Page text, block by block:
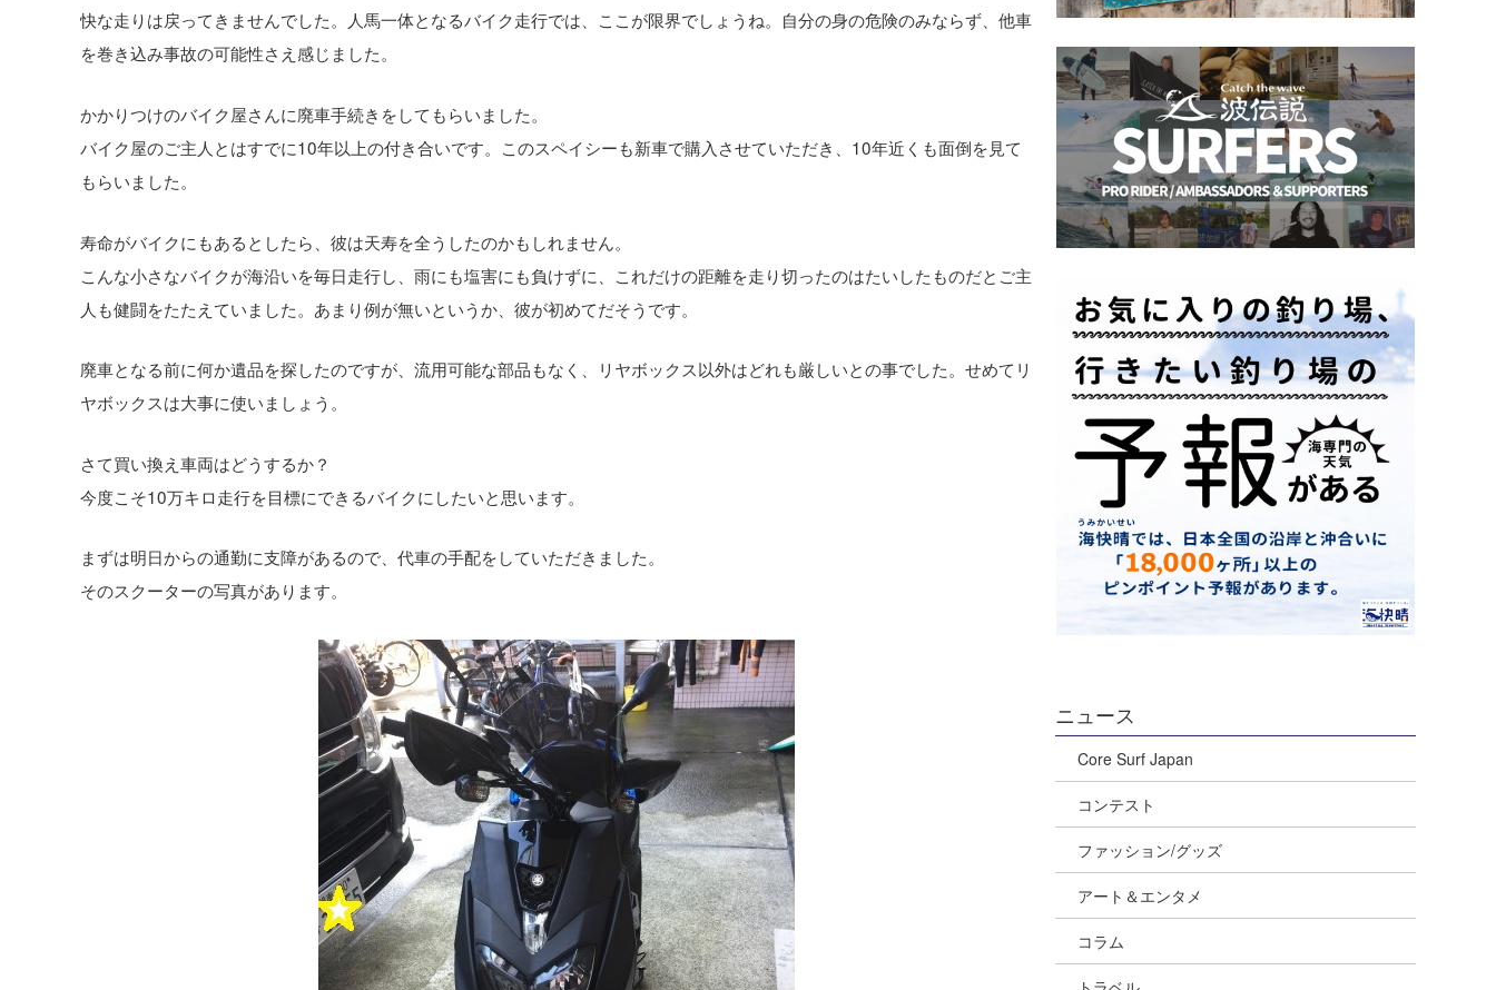
快な走りは戻ってきませんでした。人馬一体となるバイク走行では、ここが限界でしょうね。自分の身の危険のみならず、他車
を巻き込み事故の可能性さえ感じました。
かかりつけのバイク屋さんに廃車手続きをしてもらいました。
バイク屋のご主人とはすでに10年以上の付き合いです。このスペイシーも新車で購入させていただき、10年近くも面倒を見て
もらいました。
寿命がバイクにもあるとしたら、彼は天寿を全うしたのかもしれません。
こんな小さなバイクが海沿いを毎日走行し、雨にも塩害にも負けずに、これだけの距離を走り切ったのはたいしたものだとご主
人も健闘をたたえていました。あまり例が無いというか、彼が初めてだそうです。
廃車となる前に何か遺品を探したのですが、流用可能な部品もなく、リヤボックス以外はどれも厳しいとの事でした。せめてリ
ヤボックスは大事に使いましょう。
さて買い換え車両はどうするか？
今度こそ10万キロ走行を目標にできるバイクにしたいと思います。
まずは明日からの通勤に支障があるので、代車の手配をしていただきました。
そのスクーターの写真があります。
ニュース
Core Surf Japan
コンテスト
ファッション/グッズ
アート＆エンタメ
コラム